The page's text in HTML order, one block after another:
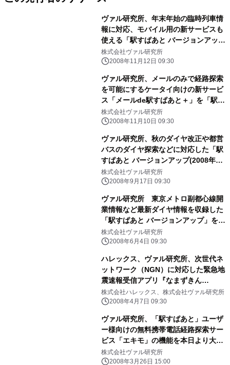
ヴァル研究所、年末年始の臨時列車情
報に対応、モバイル用の新サービスも
使える「駅すぱあと バージョンアップ
(2008年12月)」を11月28日に発売
株式会社ヴァル研究所
2008年11月12日 09:30
ヴァル研究所、メールのみで経路探索
を可能にするケータイ向けの新サービ
ス「メールde駅すぱあと＋」を「駅す
ぱあと」ユーザー向けに公開
株式会社ヴァル研究所
2008年11月10日 09:30
ヴァル研究所、秋のダイヤ改正や都営
バスのダイヤ探索などに対応した「駅
すぱあと バージョンアップ(2008年10
月)」を10月2日に発売
株式会社ヴァル研究所
2008年9月17日 09:30
ヴァル研究所 東京メトロ副都心線開
業情報など最新ダイヤ情報を収録した
「駅すぱあと バージョンアップ」を発
売
株式会社ヴァル研究所
2008年6月4日 09:30
ハレックス、ヴァル研究所、次世代ネ
ットワーク（NGN）に対応した緊急地
震速報受信アプリ『なまずきん
Desktop』を本日より「緊急地震速報
フレッツタイプ」にて提供開始
株式会社ハレックス、株式会社ヴァル研究所
2008年4月7日 09:30
ヴァル研究所、「駅すぱあと」ユーザ
ー様向けの無料携帯電話経路探索サー
ビス「エキモ」の機能を本日より大幅
に強化いたします
株式会社ヴァル研究所
2008年3月26日 15:00